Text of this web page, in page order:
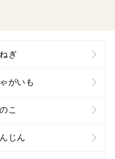
ぎ
がいも
こ
じん